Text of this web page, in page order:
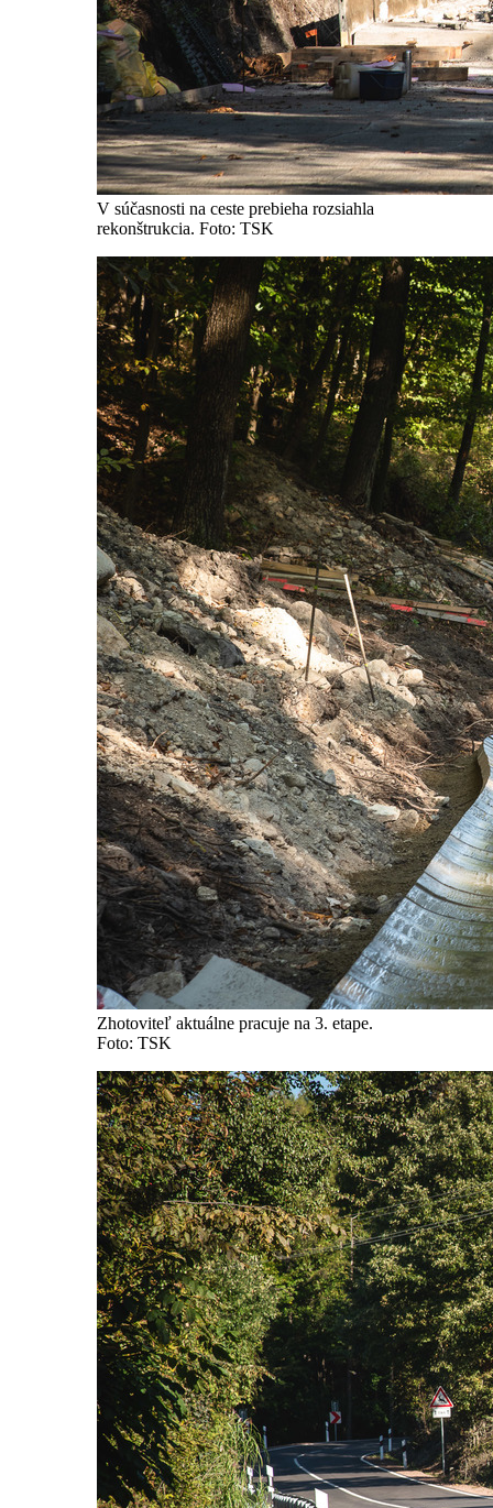
V súčasnosti na ceste prebieha rozsiahla
rekonštrukcia. Foto: TSK
Zhotoviteľ aktuálne pracuje na 3. etape.
Foto: TSK